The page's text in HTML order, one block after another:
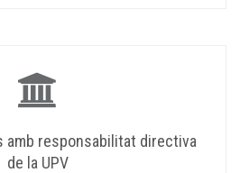
amb responsabilitat directiva
de la UPV